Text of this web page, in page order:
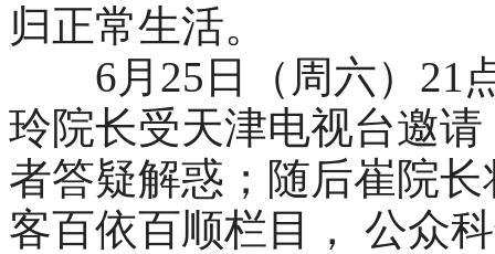
归正常生活。
6月25日（周六）21点
玲院长受天津电视台邀
者答疑解惑；随后崔院
客百依百顺栏目， 公众